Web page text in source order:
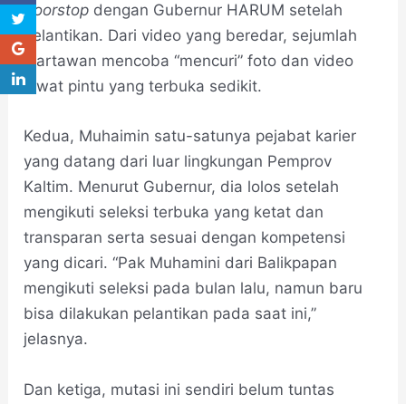
doorstop dengan Gubernur HARUM setelah
pelantikan. Dari video yang beredar, sejumlah
wartawan mencoba “mencuri” foto dan video
lewat pintu yang terbuka sedikit.
Kedua, Muhaimin satu-satunya pejabat karier
yang datang dari luar lingkungan Pemprov
Kaltim. Menurut Gubernur, dia lolos setelah
mengikuti seleksi terbuka yang ketat dan
transparan serta sesuai dengan kompetensi
yang dicari. “Pak Muhamini dari Balikpapan
mengikuti seleksi pada bulan lalu, namun baru
bisa dilakukan pelantikan pada saat ini,”
jelasnya.
Dan ketiga, mutasi ini sendiri belum tuntas